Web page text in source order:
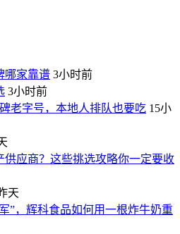
哪家靠谱 3小时前
3小时前
老字号，本地人排队也要吃 15小
供应商？这些挑选攻略你一定要收
天
”，辉科食品如何用一根炸牛奶重